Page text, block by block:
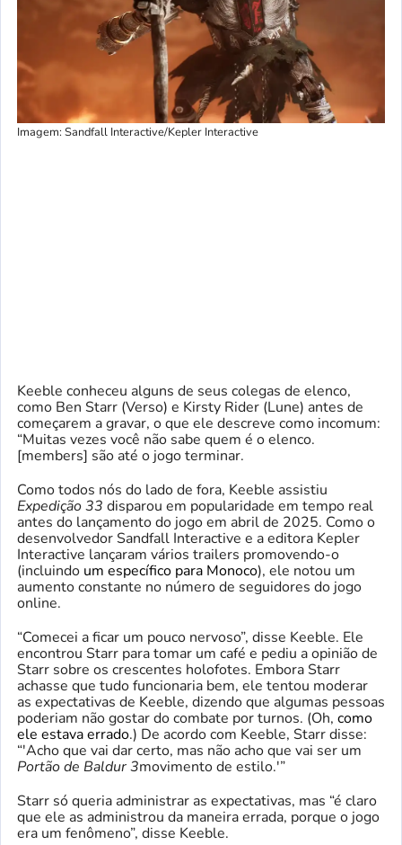
Imagem: Sandfall Interactive/Kepler Interactive
Keeble conheceu alguns de seus colegas de elenco,
como Ben Starr (Verso) e Kirsty Rider (Lune) antes de
começarem a gravar, o que ele descreve como incomum:
“Muitas vezes você não sabe quem é o elenco.
[members] são até o jogo terminar.
Como todos nós do lado de fora, Keeble assistiu
Expedição 33 disparou em popularidade em tempo real
antes do lançamento do jogo em abril de 2025. Como o
desenvolvedor Sandfall Interactive e a editora Kepler
Interactive lançaram vários trailers promovendo-o
(incluindo um específico para Monoco), ele notou um
aumento constante no número de seguidores do jogo
online.
“Comecei a ficar um pouco nervoso”, disse Keeble. Ele
encontrou Starr para tomar um café e pediu a opinião de
Starr sobre os crescentes holofotes. Embora Starr
achasse que tudo funcionaria bem, ele tentou moderar
as expectativas de Keeble, dizendo que algumas pessoas
poderiam não gostar do combate por turnos. (Oh, como
ele estava errado.) De acordo com Keeble, Starr disse:
“'Acho que vai dar certo, mas não acho que vai ser um
Portão de Baldur 3movimento de estilo.'”
Starr só queria administrar as expectativas, mas “é claro
que ele as administrou da maneira errada, porque o jogo
era um fenômeno”, disse Keeble.